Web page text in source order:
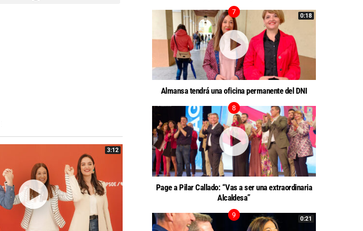
3:12
0:18
Almansa tendrá una oficina permanente del DNI
Page a Pilar Callado: “Vas a ser una extraordinaria
Alcaldesa”
0:21